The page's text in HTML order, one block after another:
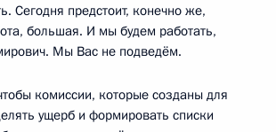
Сегодня предстоит, конечно же,
большая. И мы будем работать,
Мы Вас не подведём.
комиссии, которые созданы для
ущерб и формировать списки